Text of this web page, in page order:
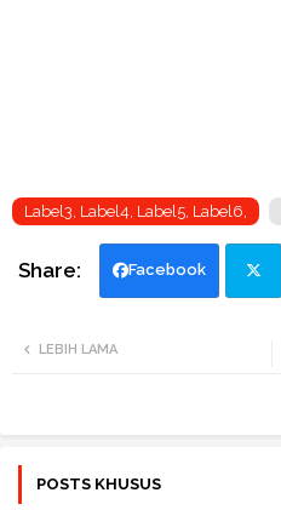
Label3, Label4, Label5, Label6,
Facebook
LEBIH LAMA
POSTS KHUSUS